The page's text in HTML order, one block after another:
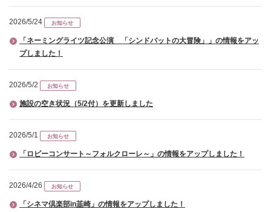
2026/5/24 お知らせ
「ネーミングライツ記念公演 「シンドバットの大冒険」」の情報をアッ
プしました！
2026/5/2 お知らせ
施設の空き状況（5/2付）を更新しました
2026/5/1 お知らせ
「ロビーコンサート～フォルクローレ～」の情報をアップしました！
2026/4/26 お知らせ
「シネマ倶楽部in韮崎」の情報をアップしました！